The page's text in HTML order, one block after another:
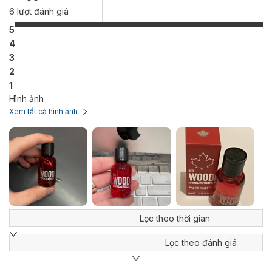
6 lượt đánh giá
5
4
3
2
1
Hình ảnh
Xem tất cả hình ảnh
Lọc theo thời gian
Lọc theo đánh giá